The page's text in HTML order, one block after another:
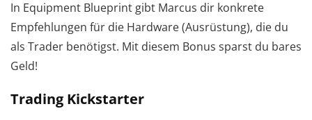
In Equipment Blueprint gibt Marcus dir konkrete
Empfehlungen für die Hardware (Ausrüstung), die du
als Trader benötigst. Mit diesem Bonus sparst du bares
Geld!
Trading Kickstarter